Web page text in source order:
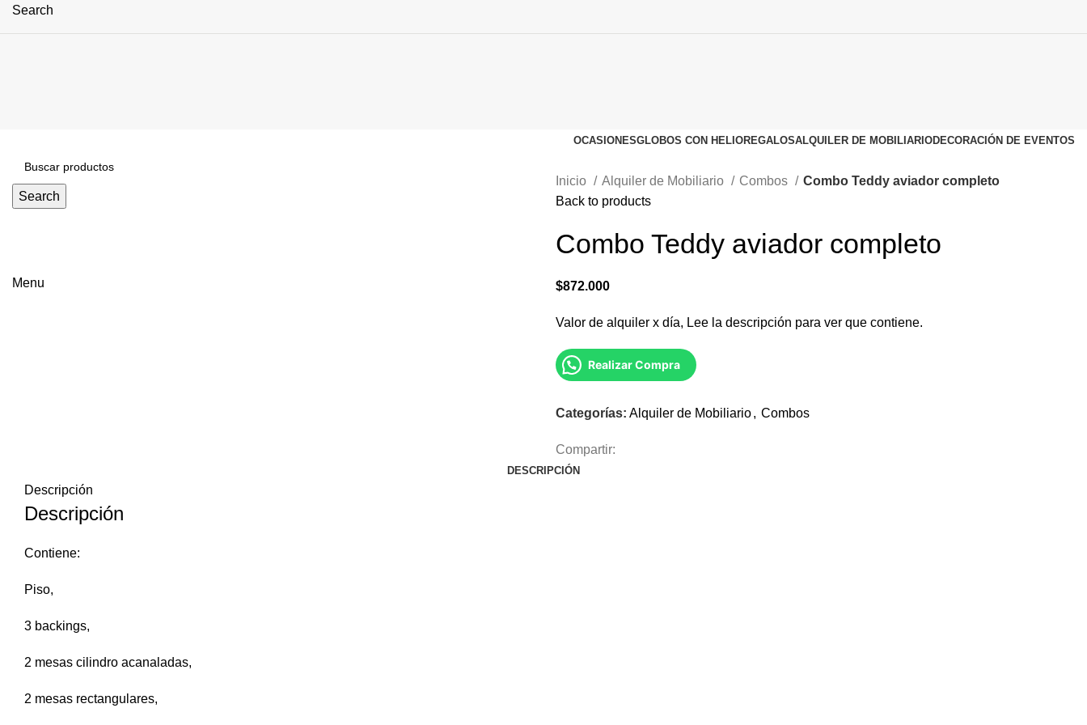
Search
Menu
OCASIONESGLOBOS CON HELIOREGALOSALQUILER DE MOBILIARIODECORACIÓN DE EVENTOS
Search
Inicio Alquiler de Mobiliario Combos
Combo Teddy aviador completo
Back to products
Combo Teddy aviador completo
$872.000
Valor de alquiler x día, Lee la descripción para ver que contiene.
Realizar Compra
Categorías: Alquiler de Mobiliario, Combos
Compartir:
DESCRIPCIÓN
Descripción
Descripción
Contiene:
Piso,
3 backings,
2 mesas cilindro acanaladas,
2 mesas rectangulares,